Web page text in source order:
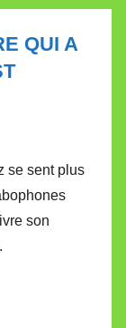
QUI A
se sent plus
son